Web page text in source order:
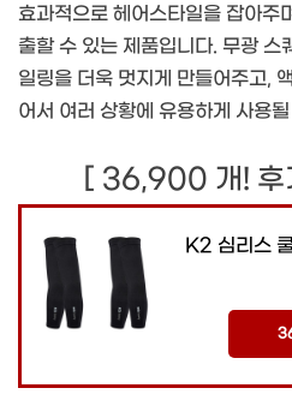
효과적으로 헤어스타일을 잡아주
출할 수 있는 제품입니다. 무광 스
일링을 더욱 멋지게 만들어주고,
어서 여러 상황에 유용하게 사용
[ 36,900 개! 후
K2 심리스